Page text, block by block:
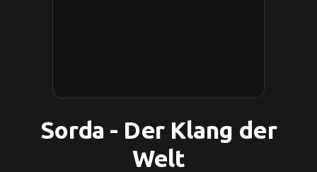
Sorda - Der Klang der
Welt